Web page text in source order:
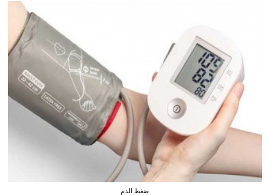
ضغط الدم